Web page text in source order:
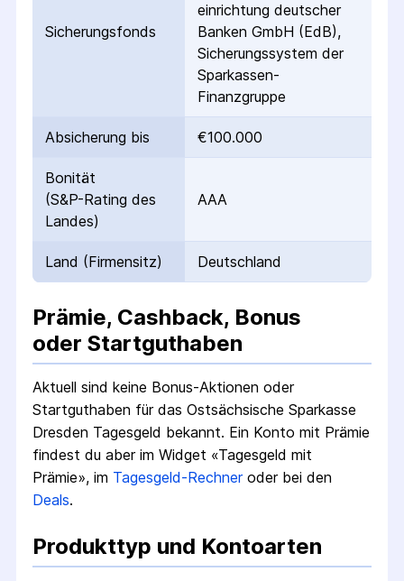
Sicherungs­fonds
einrichtung deutscher
Banken GmbH (EdB),
Sicherungssystem der
Sparkassen-
Finanzgruppe
Absicherung bis €100.000
Bonität
(S&P-Rating des
Landes)
AAA
Land (Firmensitz) Deutschland
Prämie, Cashback, Bonus
oder Startguthaben
Aktuell sind keine Bonus-Aktionen oder
Startguthaben für das Ostsächsische Sparkasse
Dresden Tagesgeld bekannt. Ein Konto mit Prämie
findest du aber im Widget «Tagesgeld mit
Prämie», im Tagesgeld-Rechneroder bei den
Deals.
Produkttyp und Kontoarten